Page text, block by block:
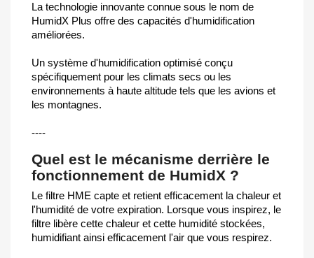
La technologie innovante connue sous le nom de
HumidX Plus offre des capacités d'humidification
améliorées.
Un système d'humidification optimisé conçu
spécifiquement pour les climats secs ou les
environnements à haute altitude tels que les avions et
les montagnes.
----
Quel est le mécanisme derrière le
fonctionnement de HumidX ?
Le filtre HME capte et retient efficacement la chaleur et
l'humidité de votre expiration. Lorsque vous inspirez, le
filtre libère cette chaleur et cette humidité stockées,
humidifiant ainsi efficacement l'air que vous respirez.